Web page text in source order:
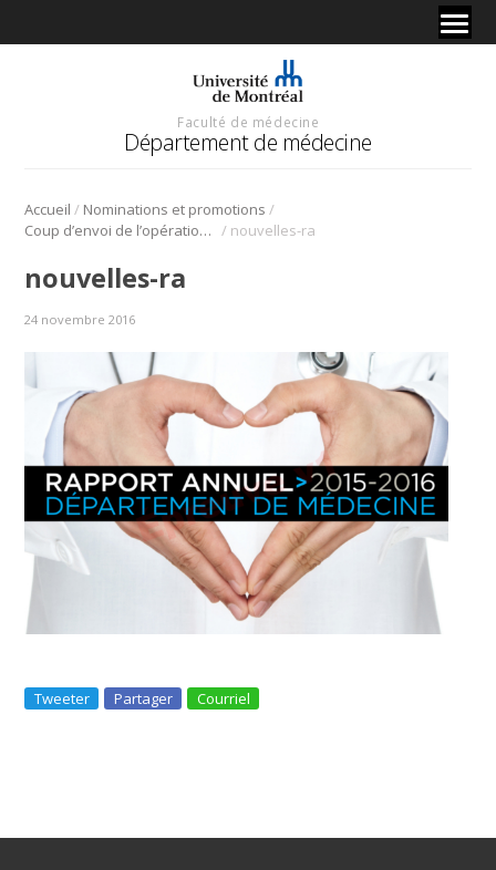
Faculté de médecine
Département de médecine
Accueil / Nominations et promotions /
Coup d’envoi de l’opération promotion pour l’année 2018-2019! / nouvelles-ra
nouvelles-ra
24 novembre 2016
Tweeter Partager Courriel